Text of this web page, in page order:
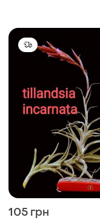
105 грн